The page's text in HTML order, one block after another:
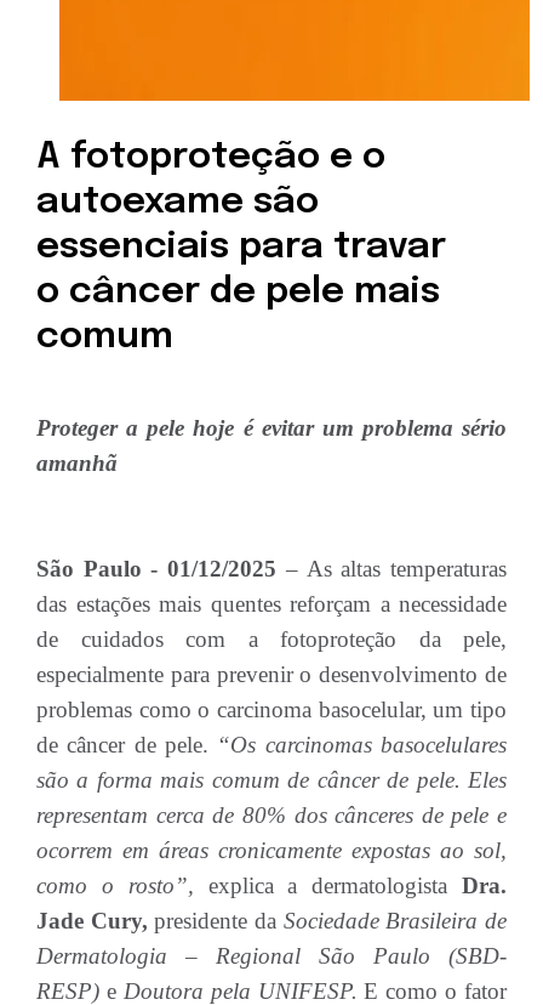
A fotoproteção e o
autoexame são
essenciais para travar
o câncer de pele mais
comum
Proteger a pele hoje é evitar um problema sério
amanhã
São Paulo - 01/12/2025 – As altas temperaturas
das estações mais quentes reforçam a necessidade
de cuidados com a fotoproteção da pele,
especialmente para prevenir o desenvolvimento de
problemas como o carcinoma basocelular, um tipo
de câncer de pele. “Os carcinomas basocelulares
são a forma mais comum de câncer de pele. Eles
representam cerca de 80% dos cânceres de pele e
ocorrem em áreas cronicamente expostas ao sol,
como o rosto”, explica a dermatologistaDra.
Jade Cury, presidente da Sociedade Brasileira de
Dermatologia – Regional São Paulo (SBD-
RESP) eDoutora pela UNIFESP.E como o fator